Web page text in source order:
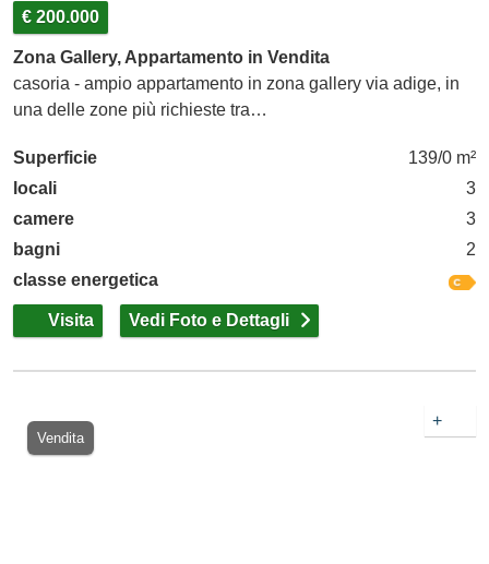
€ 200.000
Zona Gallery, Appartamento in Vendita
casoria - ampio appartamento in zona gallery via adige, in
una delle zone più richieste tra…
Superficie
139/0 m²
locali
3
camere
3
bagni
2
classe energetica
Visita Vedi Foto e Dettagli
Vendita
+